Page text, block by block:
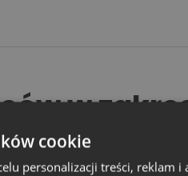
w
zacookie
personalizacji treści, reklam i